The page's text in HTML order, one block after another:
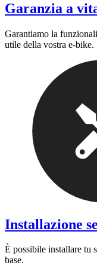
Garanzia a
Garantiamo la
utile della vostra e-bike.
Installazione
È possibile installare tu
base.